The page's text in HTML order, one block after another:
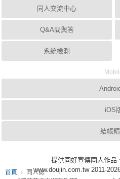
首頁
同人誌
同人交流中心
Q&A問與答
系統檢測
iOS
結帳
提供同好宣傳同人作品
www.doujin.com.tw 2011-